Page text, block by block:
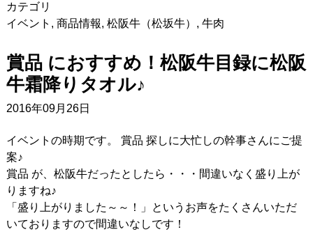
カテゴリ
イベント , 商品情報, 松阪牛（松坂牛） , 牛肉
賞品 におすすめ！松阪牛目録に松阪
牛霜降りタオル♪
2016年09月26日
イベントの時期です。 賞品 探しに大忙しの幹事さんにご提
案♪
賞品 が、松阪牛だったとしたら・・・間違いなく盛り上が
りますね♪
「盛り上がりました～～！」というお声をたくさんいただ
いておりますので間違いなしです！